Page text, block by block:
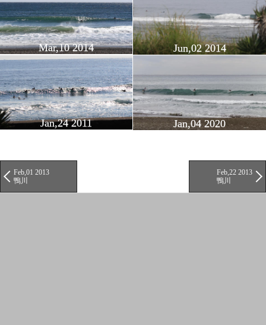
Mar,10 2014 Jun,02 2014
Jan,24 2011 Jan,04 2020
Feb,01 2013
鴨川
Feb,22 2013
鴨川